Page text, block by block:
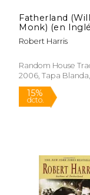
15%
Fatherland
Monk) (en
Robert Harris
Random House
2006, Tapa